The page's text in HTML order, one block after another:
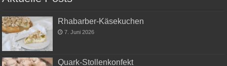
Rhabarber-Käsekuchen
7. Juni 2026
Quark-Stollenkonfekt